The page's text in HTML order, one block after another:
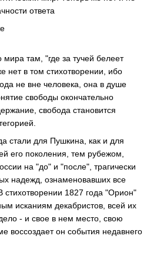
ответа
там, "где за тучей белеет
нет в том стихотворении, ибо
не вне человека, она в душе
свободы окончательно
свобода становится
стали для Пушкина, как и для
его поколения, тем рубежом,
на "до" и "после", трагически
надежд, ознаменовавших все
стихотворении 1827 года "Орион"
исканиям декабристов, всей их
- и свое в нем место, свою
воссоздает он события недавнего